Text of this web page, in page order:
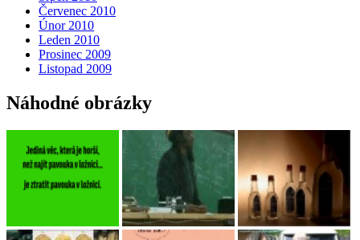
Červenec 2010
Únor 2010
Leden 2010
Prosinec 2009
Listopad 2009
Náhodné obrázky